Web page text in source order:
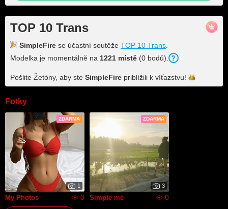
TOP 10 Trans
SimpleFire se účastní soutěže TOP 10 Trans
Modelka je momentálně na 1221 místě (0 bodů).
Pošlite Žetóny, aby ste SimpleFire priblížili k víťazstvu!
Fotky
ZDARMA
1
My Photos 0
ZDARMA
3
Simple me
0